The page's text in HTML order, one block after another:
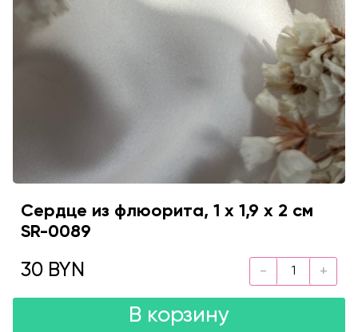
Сердце из флюорита, 1 х 1,9 х 2 см
SR-0089
30 BYN
В корзину